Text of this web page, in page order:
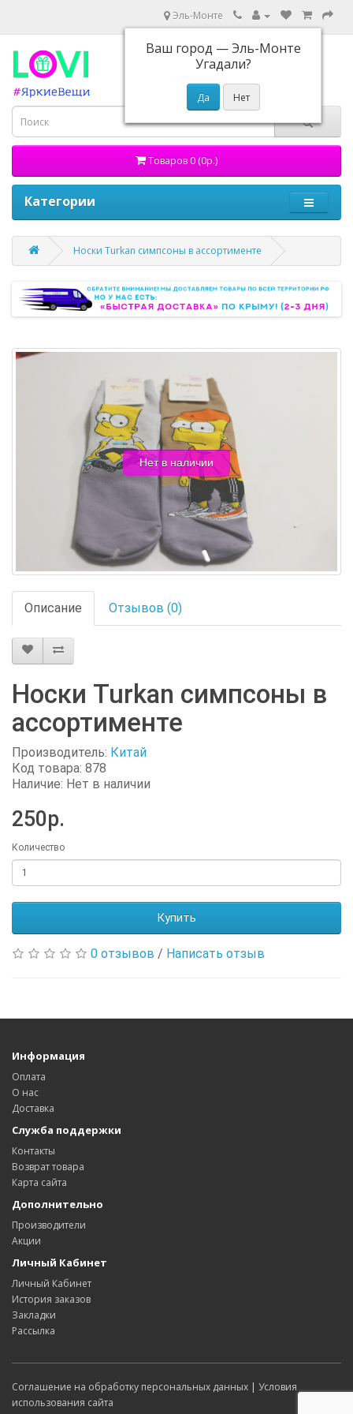
Эль-Монте
Ваш город —Эль-Монте
Угадали?
Товаров 0 (0р.)
Категории
Носки Turkan симпсоны в ассортименте
Нет в наличии
Описание Отзывов (0)
Носки Turkan симпсоны в
ассортименте
Производитель: Китай
Код товара: 878
Наличие: Нет в наличии
250р.
Количество
Купить
0 отзывов / Написать отзыв
Информация
Оплата
О нас
Доставка
Служба поддержки
Контакты
Возврат товара
Карта сайта
Дополнительно
Производители
Акции
Личный Кабинет
Личный Кабинет
История заказов
Закладки
Рассылка
Соглашение на обработку персональных данных | Условия
использования сайта